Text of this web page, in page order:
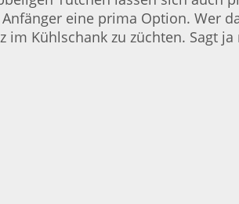
eine prima Option. Wer
Kühlschank zu züchten. Sagt